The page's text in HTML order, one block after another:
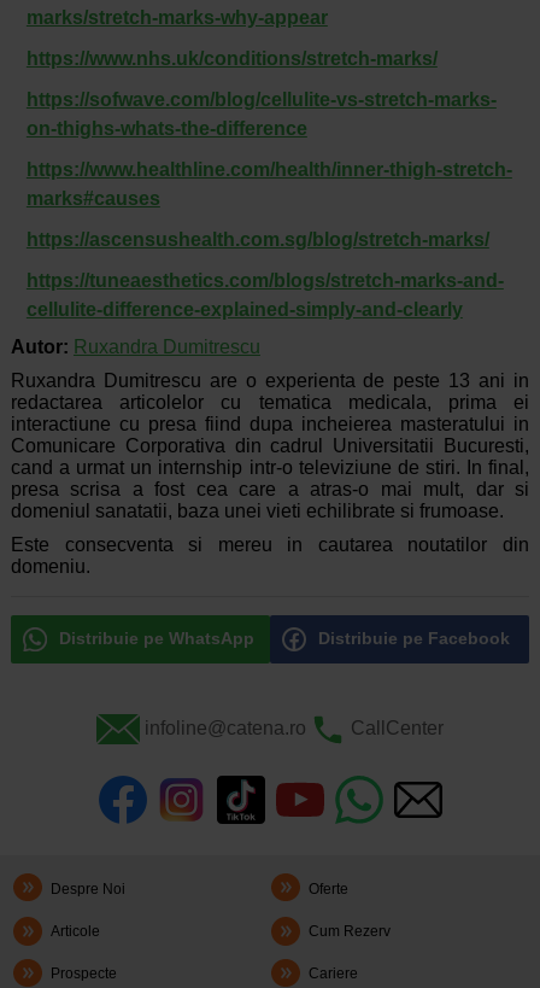
marks/stretch-marks-why-appear
https://www.nhs.uk/conditions/stretch-marks/
https://sofwave.com/blog/cellulite-vs-stretch-marks-
on-thighs-whats-the-difference
https://www.healthline.com/health/inner-thigh-stretch-
marks#causes
https://ascensushealth.com.sg/blog/stretch-marks/
https://tuneaesthetics.com/blogs/stretch-marks-and-
cellulite-difference-explained-simply-and-clearly
Autor: Ruxandra Dumitrescu
Ruxandra Dumitrescu are o experienta de peste 13 ani in
redactarea articolelor cu tematica medicala, prima ei
interactiune cu presa fiind dupa incheierea masteratului in
Comunicare Corporativa din cadrul Universitatii Bucuresti,
cand a urmat un internship intr-o televiziune de stiri. In final,
presa scrisa a fost cea care a atras-o mai mult, dar si
domeniul sanatatii, baza unei vieti echilibrate si frumoase.
Este consecventa si mereu in cautarea noutatilor din
domeniu.
Distribuie pe WhatsApp Distribuie pe Facebook
infoline@catena.ro CallCenter
Despre Noi Oferte
Articole Cum Rezerv
Prospecte Cariere